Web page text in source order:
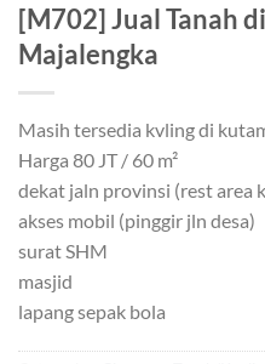
[M702] Jual Tanah
Majalengka
Masih tersedia kvling di
Harga 80 JT / 60 m²
dekat jaln provinsi (rest area
akses mobil (pinggir jln desa)
surat SHM
masjid
lapang sepak bola